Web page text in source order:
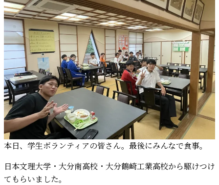
本日、学生ボランティアの皆さん。最後にみんなで食事。
日本文理大学・大分南高校・大分鶴崎工業高校から駆けつけ
てもらいました。